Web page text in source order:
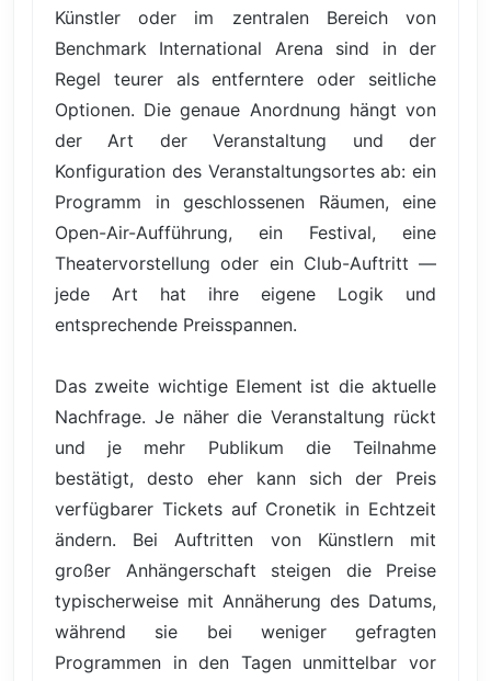
Künstler oder im zentralen Bereich von
Benchmark International Arena sind in der
Regel teurer als entferntere oder seitliche
Optionen. Die genaue Anordnung hängt von
der Art der Veranstaltung und der
Konfiguration des Veranstaltungsortes ab: ein
Programm in geschlossenen Räumen, eine
Open-Air-Aufführung, ein Festival, eine
Theatervorstellung oder ein Club-Auftritt —
jede Art hat ihre eigene Logik und
entsprechende Preisspannen.
Das zweite wichtige Element ist die aktuelle
Nachfrage. Je näher die Veranstaltung rückt
und je mehr Publikum die Teilnahme
bestätigt, desto eher kann sich der Preis
verfügbarer Tickets auf Cronetik in Echtzeit
ändern. Bei Auftritten von Künstlern mit
großer Anhängerschaft steigen die Preise
typischerweise mit Annäherung des Datums,
während sie bei weniger gefragten
Programmen in den Tagen unmittelbar vor